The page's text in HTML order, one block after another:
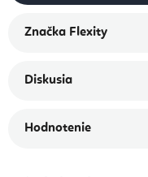
Značka Flexity
Diskusia
Hodnotenie